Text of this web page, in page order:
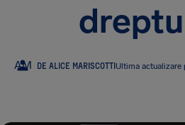
AM DE ALICE MARISCOTTIUltima